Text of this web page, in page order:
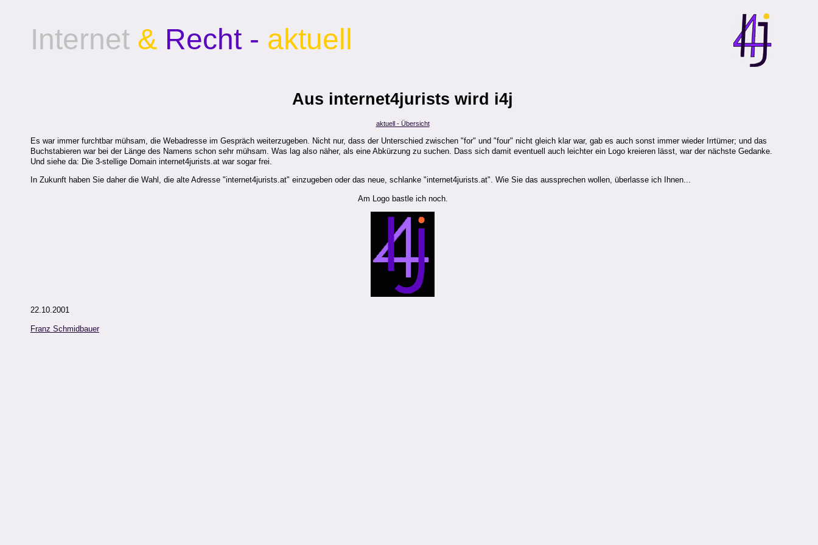
Internet & Recht - aktuell
Aus internet4jurists wird i4j
aktuell - Übersicht
Es war immer furchtbar mühsam, die Webadresse im Gespräch weiterzugeben. Nicht nur, dass der Unterschied zwischen "for" und "four" nicht gleich klar war, gab es auch sonst immer wieder Irrtümer; und das
Buchstabieren war bei der Länge des Namens schon sehr mühsam. Was lag also näher, als eine Abkürzung zu suchen. Dass sich damit eventuell auch leichter ein Logo kreieren lässt, war der nächste Gedanke.
Und siehe da: Die 3-stellige Domain internet4jurists.at war sogar frei.
In Zukunft haben Sie daher die Wahl, die alte Adresse "internet4jurists.at" einzugeben oder das neue, schlanke "internet4jurists.at". Wie Sie das aussprechen wollen, überlasse ich Ihnen...
Am Logo bastle ich noch.
22.10.2001
Franz Schmidbauer